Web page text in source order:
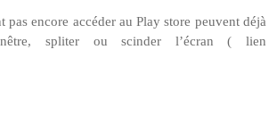
pas encore accéder au Play store peuvent déjà
spliter ou scinder l’écran ( lien